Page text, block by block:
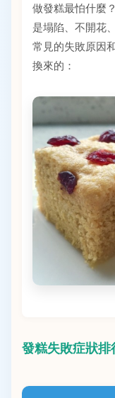
做發糕最怕什麼
是塌陷、不開花
常見的失敗原因
換來的：
發糕失敗症狀